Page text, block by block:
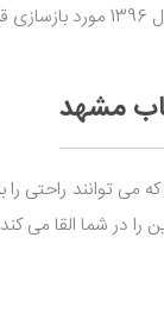
مشهد
می توانند راحتی را
شما القا می